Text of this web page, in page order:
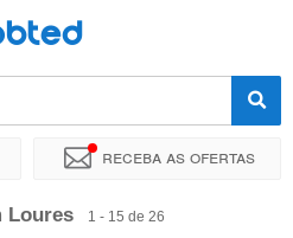
Receba as ofertas
Empresa
Loures 1 - 15 de 26